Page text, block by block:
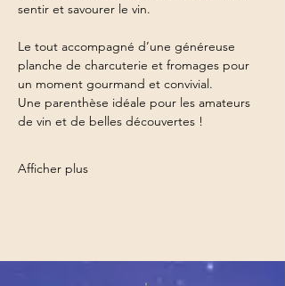
sentir et savourer le vin.
Le tout accompagné d’une généreuse
planche de charcuterie et fromages pour
un moment gourmand et convivial.
Une parenthèse idéale pour les amateurs
de vin et de belles découvertes !
Afficher plus